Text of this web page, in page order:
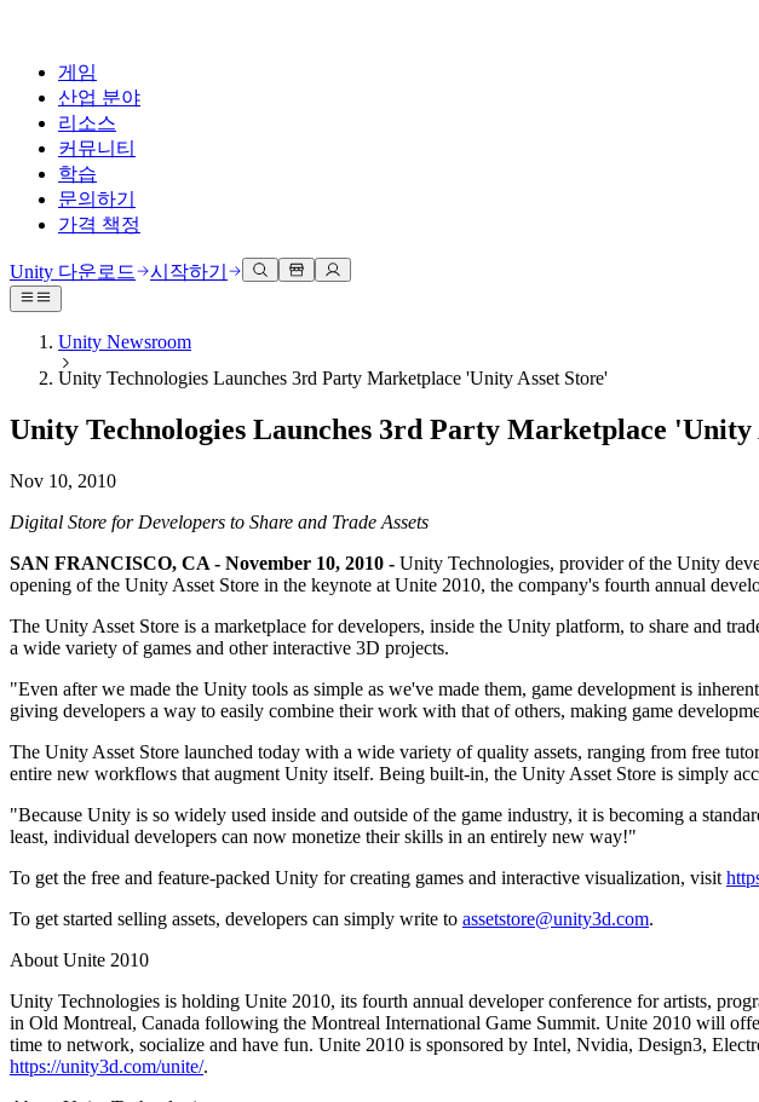
게임
산업 분야
리소스
커뮤니티
학습
문의하기
가격 책정
Unity 엔진
모든 플랫폼 위한 2D 및 3D 게임 제작
협업
팀과 함께 신속한 협업과 반복 작업을 수행하세요.
Unity 다운로드
플랜 및 가격
배포
멀티플랫폼
Unity가 지원하는 25개 이상의 플랫폼을 살펴보세요.
LiveOps
출시 후 인사이트를 확인하고 라이브 게임을 운영하세요.
성장
사용자 확보
모바일 사용자를 검색하고 Acquire
인앱 결제
수익화
Unity로 광고하세요
활용 부문
모바일 게임
Unity로 모바일 히트작을 제작하고 성장시키세요.
3D 협업
실시간 3D 프로젝트 빌드 및 검토
몰입형 교육
몰입도 높은 환경 제작
고객 경험
인터랙티브 3D 경험 제작
산업 분야
제조업
운영 우수성 확보
리테일
상점 경험을 온라인 경험으로 전환
혁신을 가속화하고 차량 내 경험을 향상시키세요.
모든 산업 보기
기술 자료
공식 유저. '광고 지면'의 타겟 고객 매뉴얼 및 API 레퍼런스
릴리스 버전 및 이슈 트래커
로드맵
예정된 기능 검토
용어집
기술 용어 라이브러리
분석 자료
실제 성공 사례
베스트 프랙티스 가이드
전문가 팁
데모
모든 리소스
새로운 기능
블로그
업데이트, 정보, 기술 팁
뉴스
뉴스, 스토리, 보도 센터
토론
토론, 문제 해결, 소통
글로벌 이벤트 및 현지 이벤트
Made with Unity
Unity 크리에이터 소개
Livestreams
전 세계 Unity 크리에이터 축하
Unity Learn
무료로 Unity 기술 마스터
전문 교육
Unity 처음 사용하시나요
시작하기
학습 시작하기
Unity 필수 학습 길잡이
Unity 사용이 처음이신가요? 여정 시작하기
사용법 가이드
실용적인 팁 및 베스트 프랙티스
교육
학생용
커리어 시작하기
교육 담당자 대상 교육
교육 라이선스
자격증
Unity 숙련도를 입증하세요
도움 받기
성공을 위한 Unity
Success 플랜
전문가 지원을 통해 더 빠르게 목표 도달률 달성
FAQ
일반적인 질문에 대한 답변
유니티 팀과 소통하기
Unity 다운로드 시작하기
Unity Newsroom
Unity Technologies Launches 3rd Party Marketplace 'Unity Asset Store'
Unity Technologies Launches 3rd Party Marketplace 'Unity
Nov 10, 2010
Digital Store for Developers to Share and Trade Assets
SAN FRANCISCO, CA - November 10, 2010 - Unity Technologies, provider of the Unity
opening of the Unity Asset Store in the keynote at Unite 2010, the company's fourth annual
The Unity Asset Store is a marketplace for developers, inside the Unity platform, to share and
a wide variety of games and other interactive 3D projects.
"Even after we made the Unity tools as simple as we've made them, game development is
giving developers a way to easily combine their work with that of others, making game
The Unity Asset Store launched today with a wide variety of quality assets, ranging from free
entire new workflows that augment Unity itself. Being built-in, the Unity Asset Store is simply
"Because Unity is so widely used inside and outside of the game industry, it is becoming a
least, individual developers can now monetize their skills in an entirely new way!"
To get the free and feature-packed Unity for creating games and interactive visualization, visit
To get started selling assets, developers can simply write to assetstore@unity3d.com.
About Unite 2010
Unity Technologies is holding Unite 2010, its fourth annual developer conference for artists,
in Old Montreal, Canada following the Montreal International Game Summit. Unite 2010 will
time to network, socialize and have fun. Unite 2010 is sponsored by Intel, Nvidia, Design3,
https://unity3d.com/unite/.